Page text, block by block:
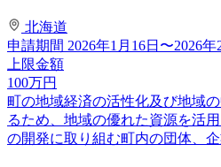
北海道
申請期間 2026年1月16日〜2026年
上限金額
100万円
町の地域経済の活性化及び地域
るため、地域の優れた資源を活
の開発に取り組む町内の団体、